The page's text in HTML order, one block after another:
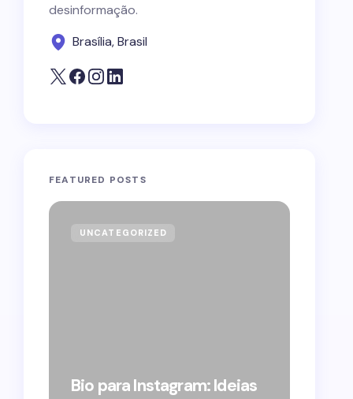
desinformação.
Brasília, Brasil
FEATURED POSTS
UNCATEGORIZED
Bio para Instagram: Ideias